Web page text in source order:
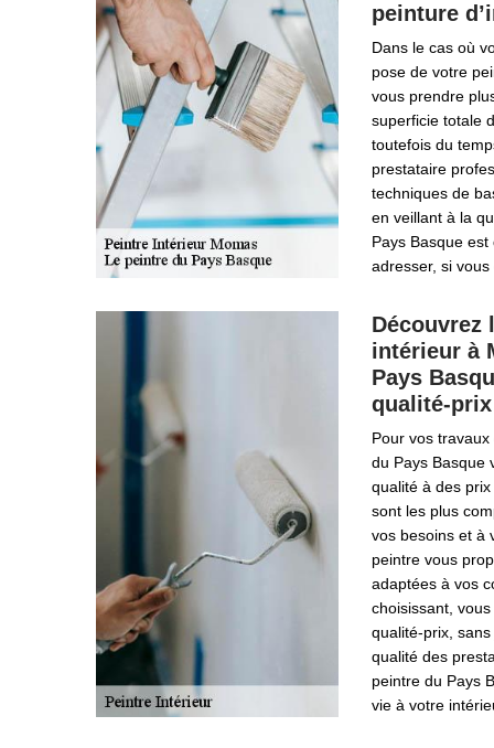
peinture
Dans le cas où
pose de votre
vous prendre
superficie totale
toutefois du
prestataire
techniques de
en veillant à la
Pays Basque
adresser, si vous
Découvrez
intérieur à
Pays
qualité-
Pour vos
du Pays Basque
qualité à des
sont les plus
vos besoins et à
peintre vous
adaptées à vos
choisissant,
qualité-prix,
qualité des
peintre du Pays
vie à votre